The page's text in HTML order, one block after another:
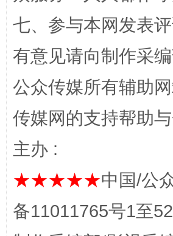
“蜀中异人”王建安的艺术幻境
七、参与本网发表
有意见请向制作采
公众传媒所有辅助
传媒网的支持帮助
主办 :
★★★★★中国/公
备11011765号1至